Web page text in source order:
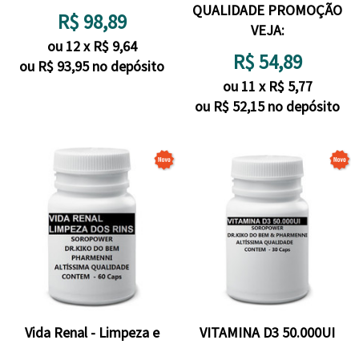
R$ 98,89
ou 12x R$ 9,64
ou R$ 93,95 no depósito
QUALIDADE PROMOÇÃO
VEJA:
R$54,89
ou 11 x R$ 5,77
ou R$ 52,15 no depósito
Vida Renal - Limpeza e
VITAMINA D3 50.000UI